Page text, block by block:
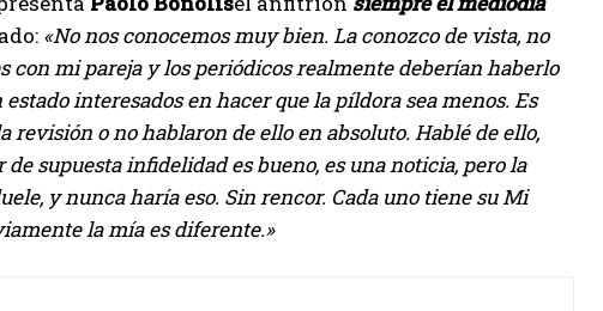
«No nos conocemos muy bien. La conozco de vista, no
mi pareja y los periódicos realmente deberían haberlo
interesados ​​en hacer que la píldora sea menos. Es
o no hablaron de ello en absoluto. Hablé de ello,
supuesta infidelidad es bueno, es una noticia, pero la
y nunca haría eso. Sin rencor. Cada uno tiene su Mi
la mía es diferente.»